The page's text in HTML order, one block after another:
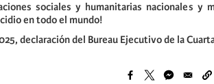
sociales y humanitarias nacionales y
en todo el mundo!
declaración del Bureau Ejecutivo de la